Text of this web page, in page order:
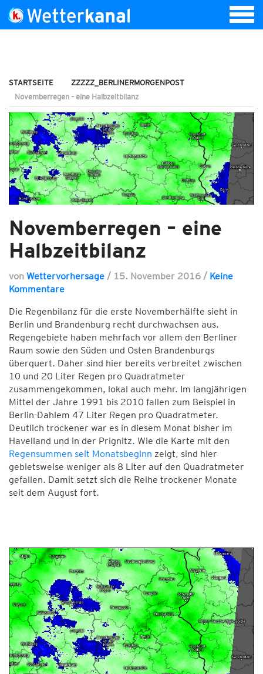
STARTSEITE
ZZZZZ_BERLINERMORGENPOST
Novemberregen – eine Halbzeitbilanz
Novemberregen – eine
Halbzeitbilanz
von Wettervorhersage / 15. November 2016 / Keine
Kommentare
Die Regenbilanz für die erste Novemberhälfte sieht in
Berlin und Brandenburg recht durchwachsen aus.
Regengebiete haben mehrfach vor allem den Berliner
Raum sowie den Süden und Osten Brandenburgs
überquert. Daher sind hier bereits verbreitet zwischen
10 und 20 Liter Regen pro Quadratmeter
zusammengekommen, lokal auch mehr. Im langjährigen
Mittel der Jahre 1991 bis 2010 fallen zum Beispiel in
Berlin-Dahlem 47 Liter Regen pro Quadratmeter.
Deutlich trockener war es in diesem Monat bisher im
Havelland und in der Prignitz. Wie die Karte mit den
Regensummen seit Monatsbeginn zeigt, sind hier
gebietsweise weniger als 8 Liter auf den Quadratmeter
gefallen. Damit setzt sich die Reihe trockener Monate
seit dem August fort.